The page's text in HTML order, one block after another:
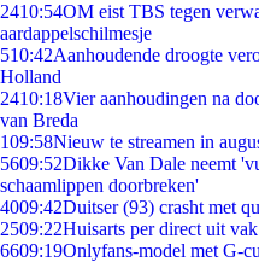
2410:54OM eist TBS tegen
aardappelschilmesje
510:42Aanhoudende droogte
Holland
2410:18Vier aanhoudingen na
van Breda
109:58Nieuw te streamen in
5609:52Dikke Van Dale neemt
schaamlippen doorbreken'
4009:42Duitser (93) crasht met
2509:22Huisarts per direct uit
6609:19Onlyfans-model met G-